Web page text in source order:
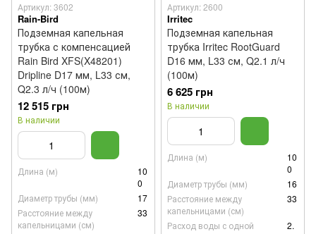
Артикул: 3602
Rain-Bird
Подземная капельная
трубка с компенсацией
Rain Bird XFS(X48201)
Dripline D17 мм, L33 см,
Q2.3 л/ч (100м)
12 515 грн
В наличии
Длина (м)
10
0
Диаметр трубы (мм)
17
Расстояние между
капельницами (см)
33
Артикул: 2600
Irritec
Подземная капельная
трубка Irritec RootGuard
D16 мм, L33 см, Q2.1 л/ч
(100м)
6 625 грн
В наличии
Длина (м)
10
0
Диаметр трубы (мм)
16
Расстояние между
капельницами (см)
33
Расход воды с одной
2.